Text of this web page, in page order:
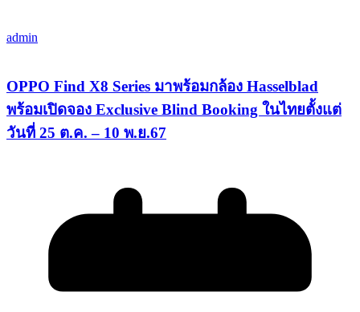
admin
OPPO Find X8 Series มาพร้อมกล้อง Hasselblad
พร้อมเปิดจอง Exclusive Blind Booking ในไทยตั้งแต่
วันที่ 25 ต.ค. – 10 พ.ย.67